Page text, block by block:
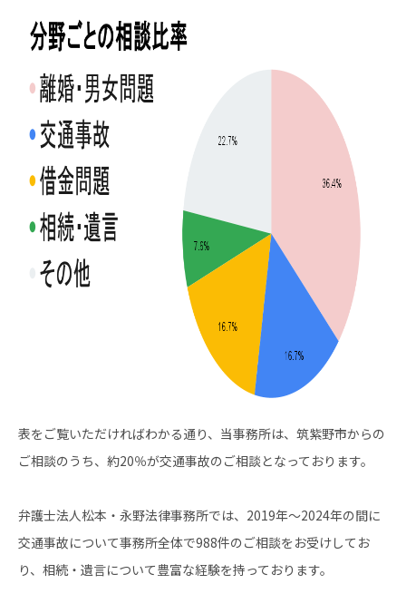
表をご覧いただければわかる通り、当事務所は、筑紫野市からの
ご相談のうち、約20％が交通事故のご相談となっております。
弁護士法人松本・永野法律事務所では、2019年〜2024年の間に
交通事故について事務所全体で988件のご相談をお受けしてお
り、相続・遺言について豊富な経験を持っております。